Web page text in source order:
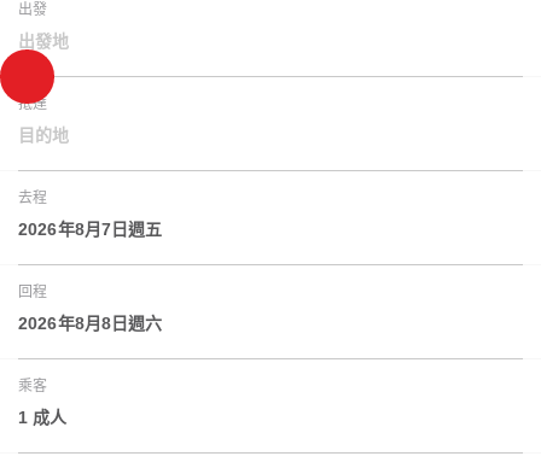
出發
出發地
抵達
目的地
去程
2026年8月7日週五
回程
2026年8月8日週六
乘客
1 成人